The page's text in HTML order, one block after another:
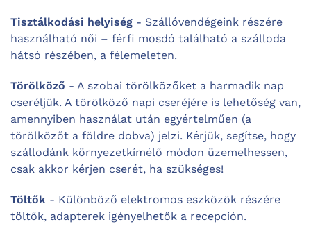
Tisztálkodási helyiség - Szállóvendégeink részére
használható női – férfi mosdó található a szálloda
hátsó részében, a félemeleten.
Törölköző - A szobai törölközőket a harmadik nap
cseréljük. A törölköző napi cseréjére is lehetőség van,
amennyiben használat után egyértelműen (a
törölközőt a földre dobva) jelzi. Kérjük, segítse, hogy
szállodánk környezetkímélő módon üzemelhessen,
csak akkor kérjen cserét, ha szükséges!
Töltők - Különböző elektromos eszközök részére
töltők, adapterek igényelhetők a recepción.